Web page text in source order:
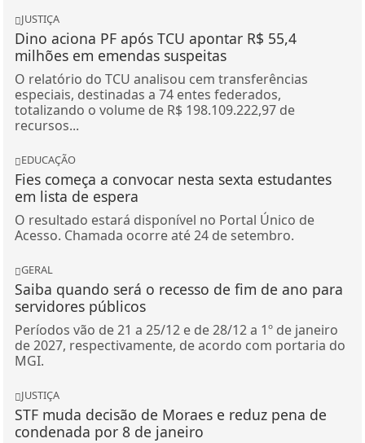
JUSTIÇA
Dino aciona PF após TCU apontar R$ 55,4
milhões em emendas suspeitas
O relatório do TCU analisou cem transferências
especiais, destinadas a 74 entes federados,
totalizando o volume de R$ 198.109.222,97 de
recursos...
EDUCAÇÃO
Fies começa a convocar nesta sexta estudantes
em lista de espera
O resultado estará disponível no Portal Único de
Acesso. Chamada ocorre até 24 de setembro.
GERAL
Saiba quando será o recesso de fim de ano para
servidores públicos
Períodos vão de 21 a 25/12 e de 28/12 a 1º de janeiro
de 2027, respectivamente, de acordo com portaria do
MGI.
JUSTIÇA
STF muda decisão de Moraes e reduz pena de
condenada por 8 de janeiro